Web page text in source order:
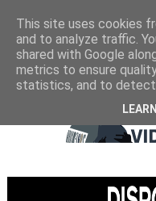
This site uses cookies
and to analyze traffic.
shared with Google
metrics to ensure
statistics, and to detect